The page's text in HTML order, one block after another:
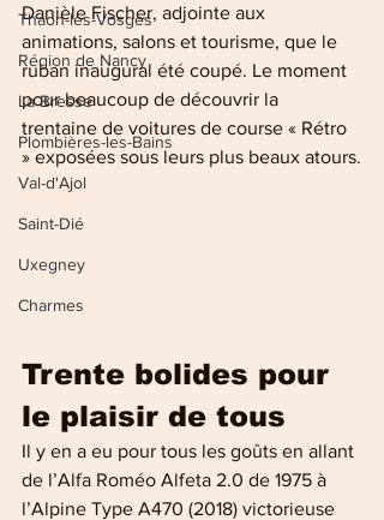
Thaon-les-Vosges
Région de Nancy
La Bresse
Plombières-les-Bains
Val-d'Ajol
Saint-Dié
Uxegney
Charmes
Danièle Fischer, adjointe aux
animations, salons et tourisme, que le
ruban inaugural été coupé. Le moment
pour beaucoup de découvrir la
trentaine de voitures de course « Rétro
» exposées sous leurs plus beaux atours.
Trente bolides pour
le plaisir de tous
Il y en a eu pour tous les goûts en allant
de l’Alfa Roméo Alfeta 2.0 de 1975 à
l’Alpine Type A470 (2018) victorieuse